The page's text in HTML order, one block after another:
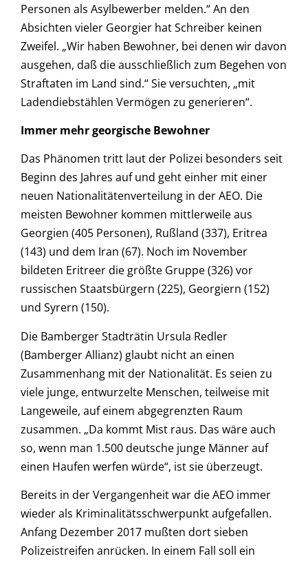
Personen als Asylbewerber melden.“ An den
Absichten vieler Georgier hat Schreiber keinen
Zweifel. „Wir haben Bewohner, bei denen wir davon
ausgehen, daß die ausschließlich zum Begehen von
Straftaten im Land sind.“ Sie versuchten, „mit
Ladendiebstählen Vermögen zu generieren“.
Immer mehr georgische Bewohner
Das Phänomen tritt laut der Polizei besonders seit
Beginn des Jahres auf und geht einher mit einer
neuen Nationalitätenverteilung in der AEO. Die
meisten Bewohner kommen mittlerweile aus
Georgien (405 Personen), Rußland (337), Eritrea
(143) und dem Iran (67). Noch im November
bildeten Eritreer die größte Gruppe (326) vor
russischen Staatsbürgern (225), Georgiern (152)
und Syrern (150).
Die Bamberger Stadträtin Ursula Redler
(Bamberger Allianz) glaubt nicht an einen
Zusammenhang mit der Nationalität. Es seien zu
viele junge, entwurzelte Menschen, teilweise mit
Langeweile, auf einem abgegrenzten Raum
zusammen. „Da kommt Mist raus. Das wäre auch
so, wenn man 1.500 deutsche junge Männer auf
einen Haufen werfen würde“, ist sie überzeugt.
Bereits in der Vergangenheit war die AEO immer
wieder als Kriminalitätsschwerpunkt aufgefallen.
Anfang Dezember 2017 mußten dort sieben
Polizeistreifen anrücken. In einem Fall soll ein